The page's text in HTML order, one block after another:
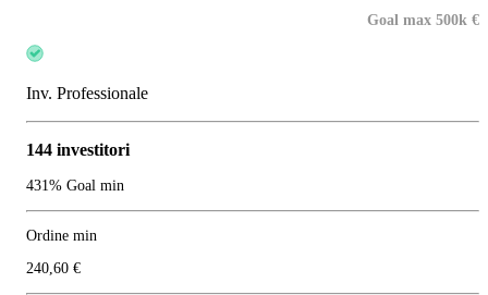
Goal max 500k €
Inv. Professionale
144 investitori
431% Goal min
Ordine min
240,60 €